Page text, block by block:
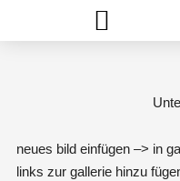
neues bild einfügen –> in
links zur gallerie hinzu